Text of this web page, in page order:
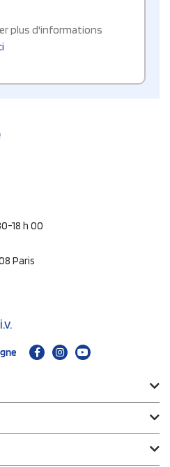
plus d'informations
18 h 00
Paris